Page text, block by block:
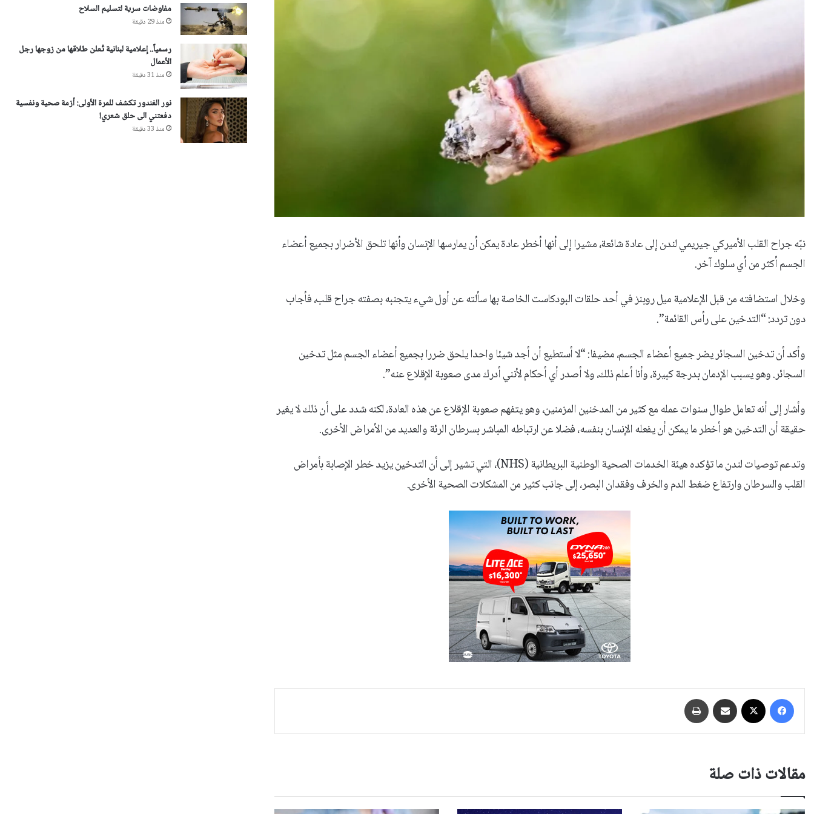
نبّه جراح القلب الأميركي جيريمي لندن إلى عادة شائعة، مشيرا إلى أنها أخطر عادة يمكن أن يمارسها الإنسان وأنها تلحق الأضرار بجميع أعضاء
الجسم أكثر من أي سلوك آخر.
وخلال استضافته من قبل الإعلامية ميل روبنز في أحد حلقات البودكاست الخاصة بها سألته عن أول شيء يتجنبه بصفته جراح قلب، فأجاب
دون تردد: “التدخين على رأس القائمة”.
وأكد أن تدخين السجائر يضر جميع أعضاء الجسم، مضيفا: “لا أستطيع أن أجد شيئا واحدا يلحق ضررا بجميع أعضاء الجسم مثل تدخين
السجائر. وهو يسبب الإدمان بدرجة كبيرة، وأنا أعلم ذلك، ولا أصدر أي أحكام لأنني أدرك مدى صعوبة الإقلاع عنه”.
وأشار إلى أنه تعامل طوال سنوات عمله مع كثير من المدخنين المزمنين، وهو يتفهم صعوبة الإقلاع عن هذه العادة، لكنه شدد على أن ذلك لا يغير
حقيقة أن التدخين هو أخطر ما يمكن أن يفعله الإنسان بنفسه، فضلا عن ارتباطه المباشر بسرطان الرئة والعديد من الأمراض الأخرى.
وتدعم توصيات لندن ما تؤكده هيئة الخدمات الصحية الوطنية البريطانية (NHS)، التي تشير إلى أن التدخين يزيد خطر الإصابة بأمراض
القلب والسرطان وارتفاع ضغط الدم والخرف وفقدان البصر، إلى جانب كثير من المشكلات الصحية الأخرى.
فيسبوك مشاركة عبر البريد
مقالات ذات صلة
مفاوضات سرية لتسليم السلاح
منذ 29 دقيقة
رسمياً.. إعلامية لبنانية تُعلن طلاقها من زوجها رجل
الأعمال
منذ 31 دقيقة
نور الغندور تكشف للمرة الأولى: أزمة صحية ونفسية
دفعتني الى حلق شعري!
منذ 33 دقيقة